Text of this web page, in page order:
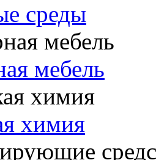
среды
мебель
химия